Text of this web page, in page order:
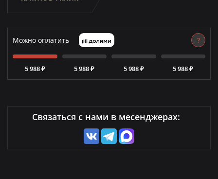
Можно оплатить ?
5 988 ₽ 5 988 ₽ 5 988 ₽ 5 988 ₽
Связаться с нами в месенджерах: